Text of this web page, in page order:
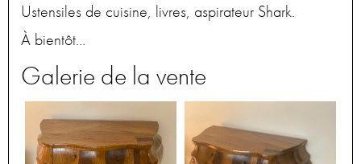
Ustensiles de cuisine, livres, aspirateur Shark.
À bientôt…
Galerie de la vente